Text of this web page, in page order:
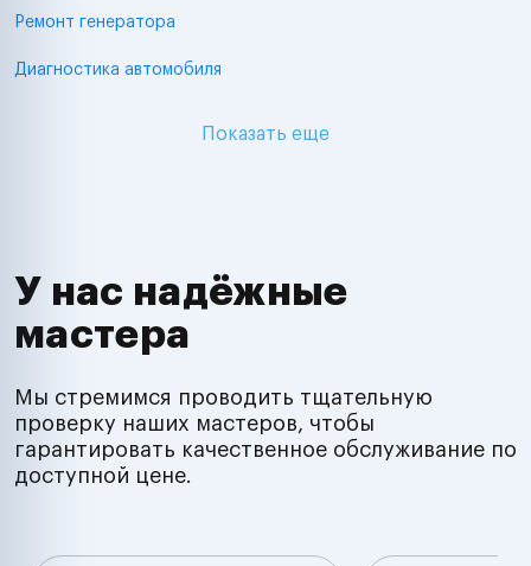
Ремонт генератора
Диагностика автомобиля
Показать еще
У нас надёжные
мастера
Мы стремимся проводить тщательную
проверку наших мастеров, чтобы
гарантировать качественное обслуживание по
доступной цене.